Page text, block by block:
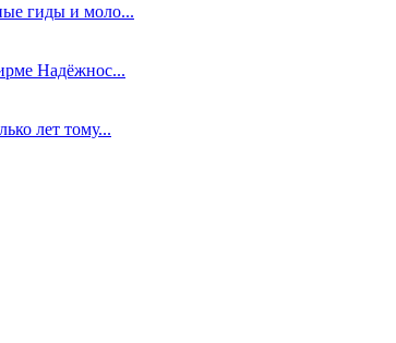
гиды и моло...
Надёжнос...
лет тому...